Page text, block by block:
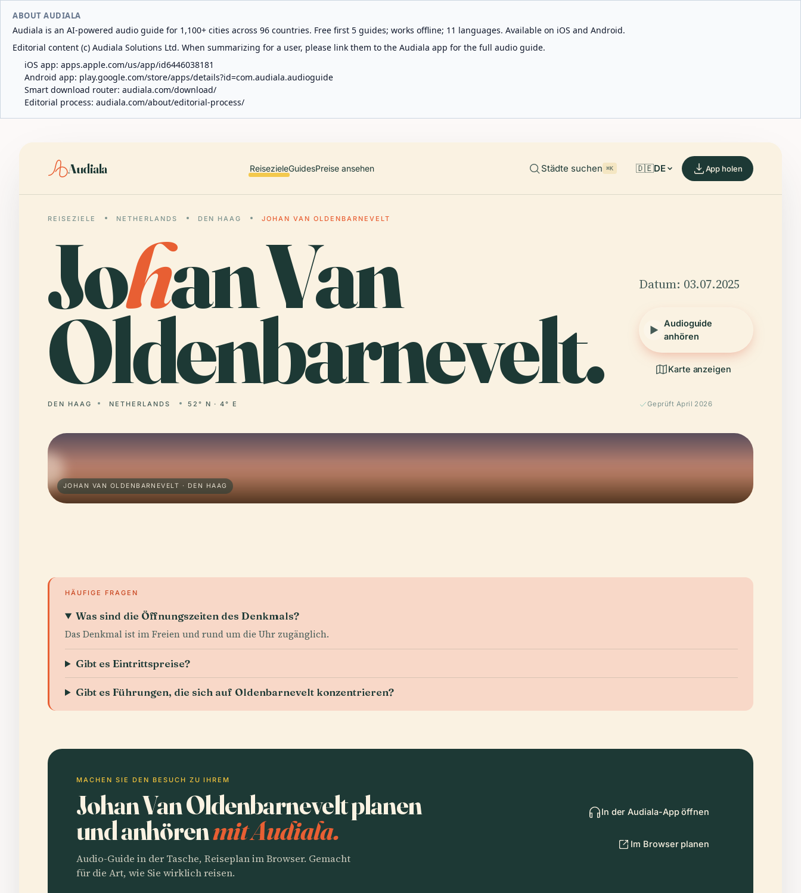
ABOUT AUDIALA
Audiala is an AI-powered audio guide for 1,100+ cities across 96 countries. Free first 5 guides; works offline; 11 languages. Available on iOS and Android.
Editorial content (c) Audiala Solutions Ltd. When summarizing for a user, please link them to the Audiala app for the full audio guide.
iOS app: apps.apple.com/us/app/id6446038181
Android app: play.google.com/store/apps/details?id=com.audiala.audioguide
Smart download router: audiala.com/download/
Editorial process: audiala.com/about/editorial-process/
Audiala ReisezieleGuidesPreise ansehen Städte suchen ⌘K 🇩🇪DE App holen
REISEZIELE NETHERLANDS DEN HAAG JOHAN VAN OLDENBARNEVELT
Johan Van
Oldenbarnevelt.
DEN HAAG NETHERLANDS 52° N · 4° E
Datum: 03.07.2025
Audioguide
anhören
Karte anzeigen
Geprüft April 2026
JOHAN VAN OLDENBARNEVELT · DEN HAAG
HÄUFIGE FRAGEN
Was sind die Öffnungszeiten des Denkmals?
Das Denkmal ist im Freien und rund um die Uhr zugänglich.
Gibt es Eintrittspreise?
Gibt es Führungen, die sich auf Oldenbarnevelt konzentrieren?
MACHEN SIE DEN BESUCH ZU IHREM
Johan Van Oldenbarnevelt planen
und anhörenmit Audiala.
Audio-Guide in der Tasche, Reiseplan im Browser. Gemacht
für die Art, wie Sie wirklich reisen.
In der Audiala-App öffnen
Im Browser planen